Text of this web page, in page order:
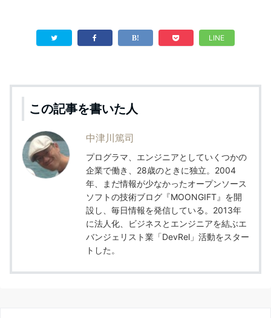
LINE
この記事を書いた人
中津川篤司
プログラマ、エンジニアとしていくつかの
企業で働き、28歳のときに独立。2004
年、まだ情報が少なかったオープンソース
ソフトの技術ブログ『MOONGIFT』を開
設し、毎日情報を発信している。2013年
に法人化、ビジネスとエンジニアを結ぶエ
バンジェリスト業「DevRel」活動をスター
トした。